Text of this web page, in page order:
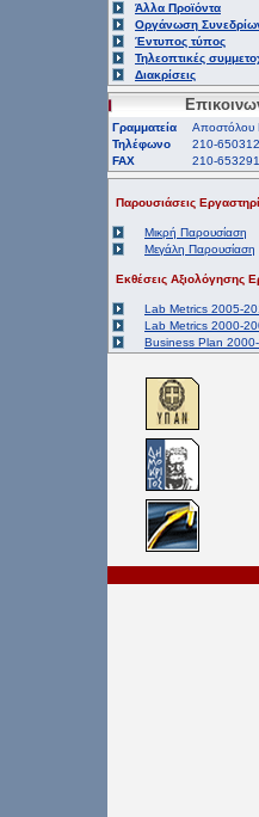
Άλλα Προϊόντα
Οργάνωση
Έντυπος τύπος
Τηλεοπτικές
Διακρίσεις
Γραμματεία
Αποστόλου
Τηλέφωνο
210-
FAX
210-
Παρουσιάσεις
Μικρή Παρουσίαση
Μεγάλη Παρουσίαση
Εκθέσεις Αξιολόγησης
Lab Metrics 2005-
Lab Metrics 2000-
Business Plan